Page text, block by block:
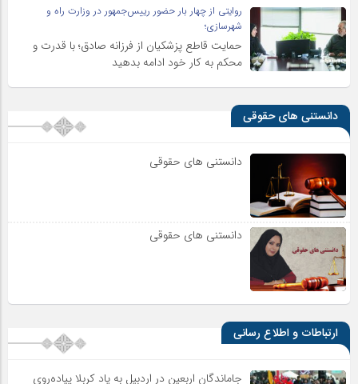
روایتی از چهار بار حضور رییس‌جمهور در وزارت راه و
شهرسازی؛
حمایت قاطع پزشکیان از فرزانه صادق؛ با قدرت و
محکم به کار خود ادامه بدهید
دانستنی های حقوقی
دانستنی های حقوقی
دانستنی های حقوقی
ارتباطات و اطلاع رسانی
جاماندگان اربعین در اردبیل به یاد کربلا پیاده‌روی